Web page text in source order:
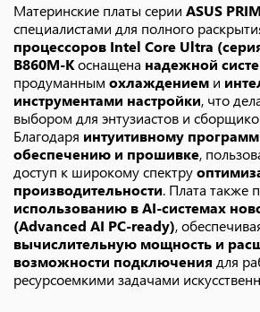
Материнские платы серии ASUS
специалистами для полного
процессоров Intel Core Ultra
B860M-Kоснащена надежной
продуманным охлаждением и
инструментами настройки, что
выбором для энтузиастов и
Благодаря интуитивному
обеспечению и прошивке,
доступ к широкому спектру
производительности. Плата также
использованию в AI-системах
(Advanced AI PC-ready),
вычислительную мощность и
возможности подключения для
ресурсоемкими задачами